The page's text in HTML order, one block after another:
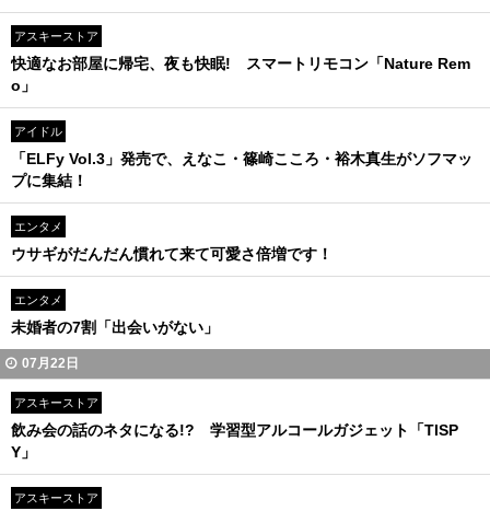
アスキーストア
快適なお部屋に帰宅、夜も快眠! スマートリモコン「Nature Rem
o」
アイドル
「ELFy Vol.3」発売で、えなこ・篠崎こころ・裕木真生がソフマッ
プに集結！
エンタメ
ウサギがだんだん慣れて来て可愛さ倍増です！
エンタメ
未婚者の7割「出会いがない」
07月22日
アスキーストア
飲み会の話のネタになる!? 学習型アルコールガジェット「TISP
Y」
アスキーストア